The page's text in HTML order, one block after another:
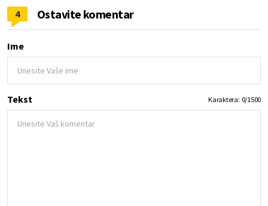
4 Ostavite komentar
Ime
Tekst Karaktera: 0/1500